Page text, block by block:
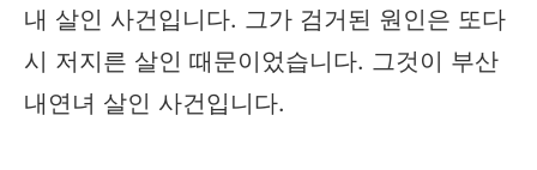
내 살인 사건입니다. 그가 검거된 원인은 또다
시 저지른 살인 때문이었습니다. 그것이 부산
내연녀 살인 사건입니다.